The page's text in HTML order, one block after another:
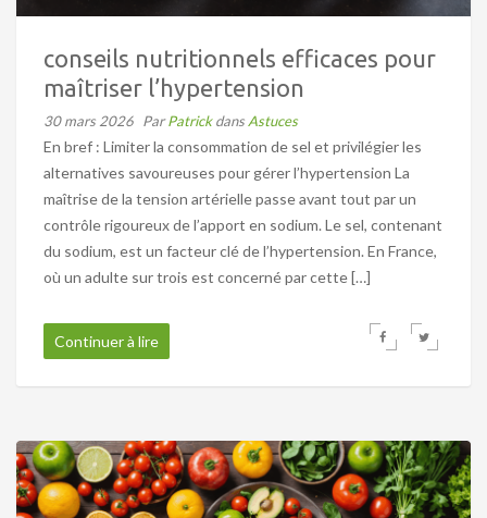
conseils nutritionnels efficaces pour
maîtriser l’hypertension
30 mars 2026 ParPatrickdansAstuces
En bref : Limiter la consommation de sel et privilégier les
alternatives savoureuses pour gérer l’hypertension La
maîtrise de la tension artérielle passe avant tout par un
contrôle rigoureux de l’apport en sodium. Le sel, contenant
du sodium, est un facteur clé de l’hypertension. En France,
où un adulte sur trois est concerné par cette […]
Continuer à lire